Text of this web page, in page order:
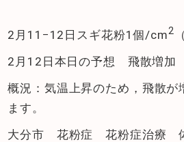
2月11−12日スギ花粉1個/cm2
2月12日本日の予想 飛散増加
概況：気温上昇のため，飛散が
ます。
大分市 花粉症 花粉症治療